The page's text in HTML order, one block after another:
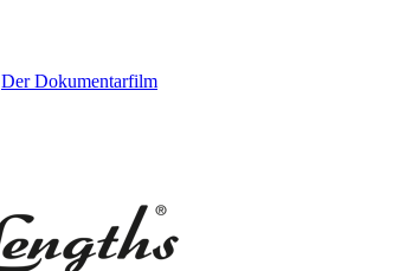
Der Dokumentarfilm